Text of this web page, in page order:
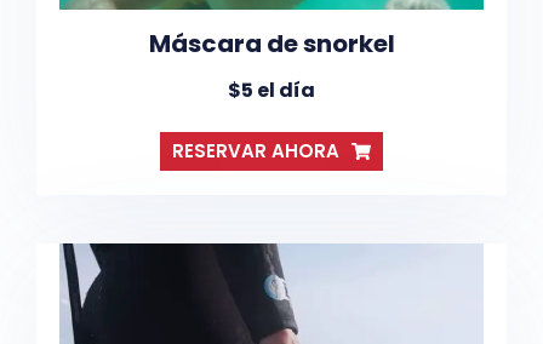
Máscara de snorkel
$5 el día
RESERVAR AHORA